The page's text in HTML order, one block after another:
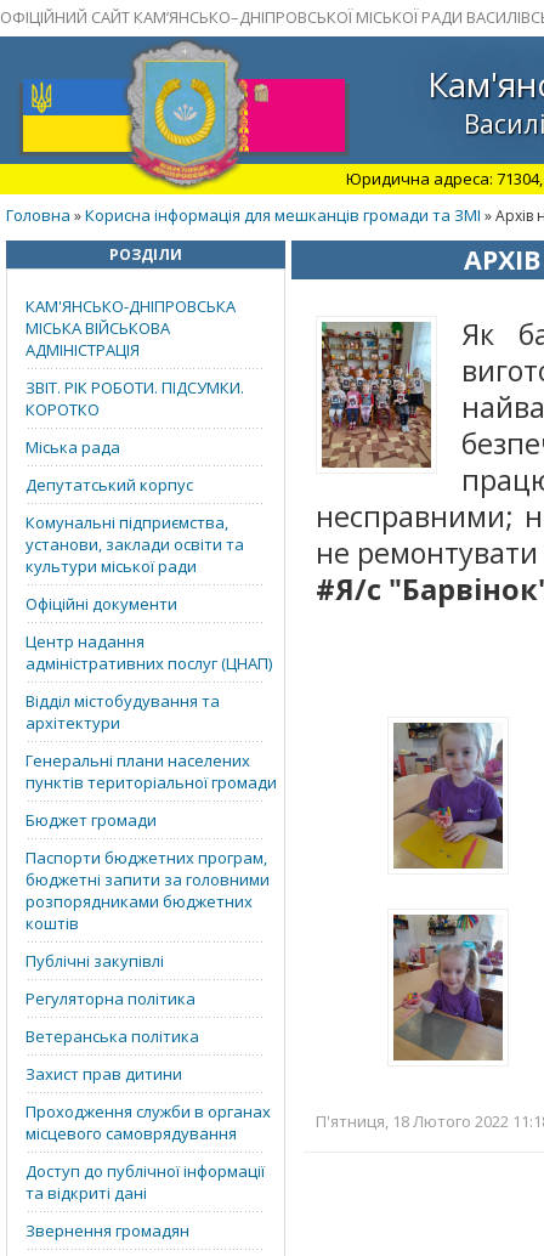
ОФІЦІЙНИЙ САЙТ КАМ’ЯНСЬКО–ДНІПРОВСЬКОЇ МІСЬКОЇ РАДИ
Юридична адреса: 71304,
Головна »Корисна інформація для мешканців громади та ЗМІ » Архів
РОЗДІЛИ
КАМ'ЯНСЬКО-ДНІПРОВСЬКА
МІСЬКА ВІЙСЬКОВА
АДМІНІСТРАЦІЯ
ЗВІТ. РІК РОБОТИ. ПІДСУМКИ.
КОРОТКО
Міська рада
Депутатський корпус
Комунальні підприємства,
установи, заклади освіти та
культури міської ради
Офіційні документи
Центр надання
адміністративних послуг (ЦНАП)
Відділ містобудування та
архітектури
Генеральні плани населених
пунктів територіальної громади
Бюджет громади
Паспорти бюджетних програм,
бюджетні запити за головними
розпорядниками бюджетних
коштів
Публічні закупівлі
Регуляторна політика
Ветеранська політика
Захист прав дитини
Проходження служби в органах
місцевого самоврядування
Доступ до публічної інформації
та відкриті дані
Звернення громадян
Як
несправними;
не ремонтувати
#Я/с
П'ятниця, 18 Лютого 2022